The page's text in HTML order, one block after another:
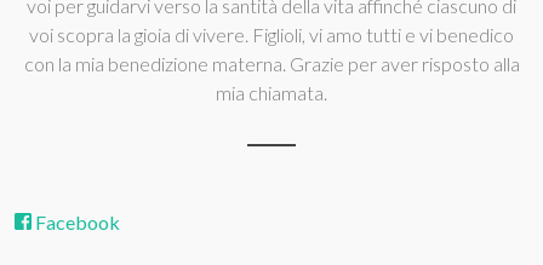
voi per guidarvi verso la santità della vita affinché ciascuno di
voi scopra la gioia di vivere. Figlioli, vi amo tutti e vi benedico
con la mia benedizione materna. Grazie per aver risposto alla
mia chiamata.
Facebook